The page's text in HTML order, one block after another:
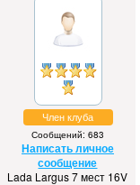
Член клуба
Сообщений: 683
Написать личное
сообщение
Lada Largus 7 мест 16V